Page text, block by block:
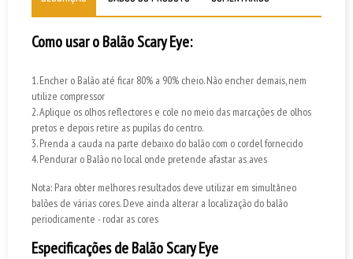
Como usar o Balão Scary Eye:
1. Encher o Balão até ficar 80% a 90% cheio. Não encher demais, nem
utilize compressor
2. Aplique os olhos reflectores e cole no meio das marcações de olhos
pretos e depois retire as pupilas do centro.
3. Prenda a cauda na parte debaixo do balão com o cordel fornecido
4. Pendurar o Balão no local onde pretende afastar as aves
Nota: Para obter melhores resultados deve utilizar em simultâneo
balões de várias cores. Deve ainda alterar a localização do balão
periodicamente - rodar as cores
Especificações de Balão Scary Eye